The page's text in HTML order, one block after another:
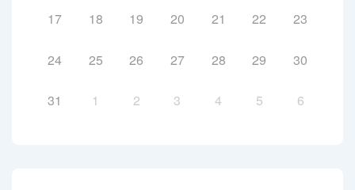
17 18 19 20 21 22 23
24 25 26 27 28 29 30
31 1 2 3 4 5 6